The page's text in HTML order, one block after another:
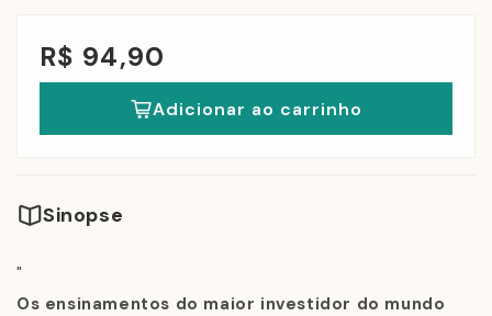
R$ 94,90
Adicionar ao carrinho
Sinopse
"
Os ensinamentos do maior investidor do mundo